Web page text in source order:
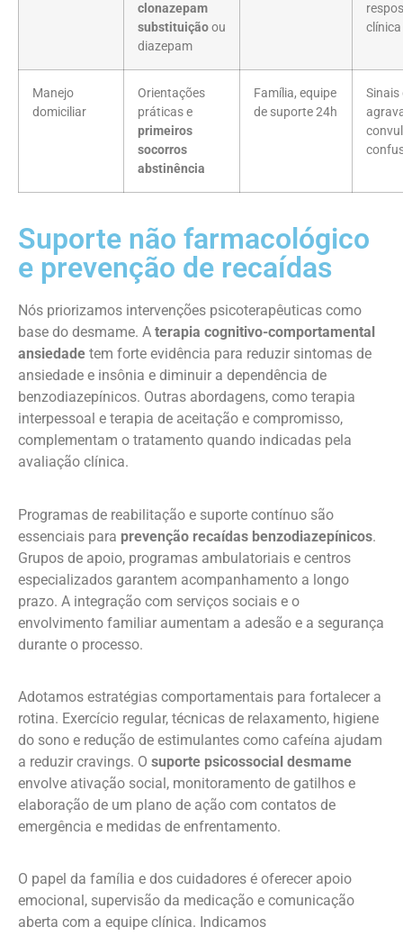
clonazepam
substituiçãoou
diazepam
clínica
Manejo
domiciliar
Orientações
práticas e
primeiros
socorros
abstinência
Família, equipe
de suporte 24h
Sinais
Suporte não farmacológico
e prevenção de recaídas
Nós priorizamos intervenções psicoterapêuticas como
base do desmame. A terapia cognitivo-comportamental
ansiedade tem forte evidência para reduzir sintomas de
ansiedade e insônia e diminuir a dependência de
benzodiazepínicos. Outras abordagens, como terapia
interpessoal e terapia de aceitação e compromisso,
complementam o tratamento quando indicadas pela
avaliação clínica.
Programas de reabilitação e suporte contínuo são
essenciais para prevenção recaídas benzodiazepínicos.
Grupos de apoio, programas ambulatoriais e centros
especializados garantem acompanhamento a longo
prazo. A integração com serviços sociais e o
envolvimento familiar aumentam a adesão e a segurança
durante o processo.
Adotamos estratégias comportamentais para fortalecer a
rotina. Exercício regular, técnicas de relaxamento, higiene
do sono e redução de estimulantes como cafeína ajudam
a reduzir cravings. O suporte psicossocial desmame
envolve ativação social, monitoramento de gatilhos e
elaboração de um plano de ação com contatos de
emergência e medidas de enfrentamento.
O papel da família e dos cuidadores é oferecer apoio
emocional, supervisão da medicação e comunicação
aberta com a equipe clínica. Indicamos